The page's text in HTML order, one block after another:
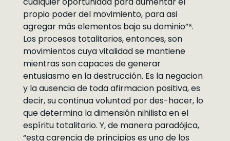
propio poder del movimiento, para asi
agregar más elementos bajo su dominio”⁸.
Los procesos totalitarios, entonces, son
movimientos cuya vitalidad se mantiene
mientras son capaces de generar
entusiasmo en la destrucción. Es la negacion
y la ausencia de toda afirmacion positiva, es
decir, su continua voluntad por des-hacer, lo
que determina la dimensión nihilista en el
espíritu totalitario. Y, de manera paradójica,
“esta carencia de principios es uno de los